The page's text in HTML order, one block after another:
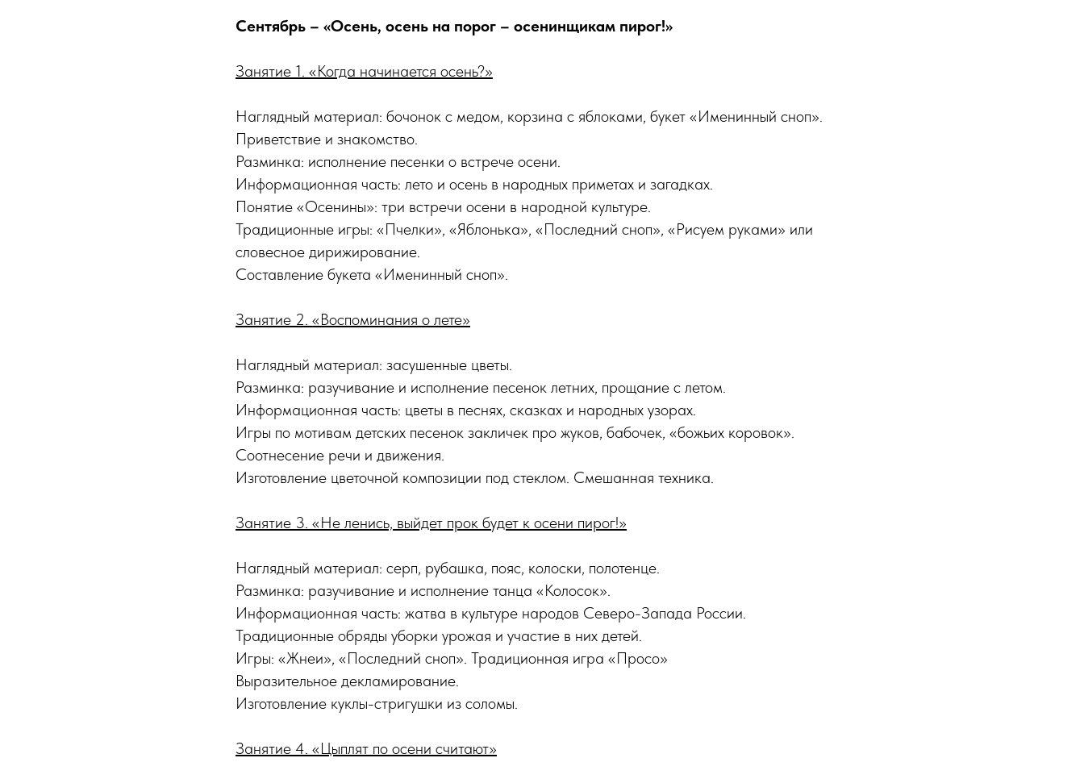
Сентябрь – «Осень, осень на порог – осенинщикам пирог!»
Занятие 1. «Когда начинается осень?»
Наглядный материал: бочонок с медом, корзина с яблоками, букет «Именинный сноп».
Приветствие и знакомство.
Разминка: исполнение песенки о встрече осени.
Информационная часть: лето и осень в народных приметах и загадках.
Понятие «Осенины»: три встречи осени в народной культуре.
Традиционные игры: «Пчелки», «Яблонька», «Последний сноп», «Рисуем руками» или
словесное дирижирование.
Составление букета «Именинный сноп».
Занятие 2. «Воспоминания о лете»
Наглядный материал: засушенные цветы.
Разминка: разучивание и исполнение песенок летних, прощание с летом.
Информационная часть: цветы в песнях, сказках и народных узорах.
Игры по мотивам детских песенок закличек про жуков, бабочек, «божьих коровок».
Соотнесение речи и движения.
Изготовление цветочной композиции под стеклом. Смешанная техника.
Занятие 3. «Не ленись, выйдет прок будет к осени пирог!»
Наглядный материал: серп, рубашка, пояс, колоски, полотенце.
Разминка: разучивание и исполнение танца «Колосок».
Информационная часть: жатва в культуре народов Северо-Запада России.
Традиционные обряды уборки урожая и участие в них детей.
Игры: «Жнеи», «Последний сноп». Традиционная игра «Просо»
Выразительное декламирование.
Изготовление куклы-стригушки из соломы.
Занятие 4. «Цыплят по осени считают»